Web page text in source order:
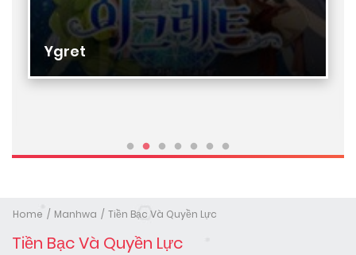
Ygret
Home Manhwa Tiền Bạc Và Quyền Lực
Tiền Bạc Và Quyền Lực